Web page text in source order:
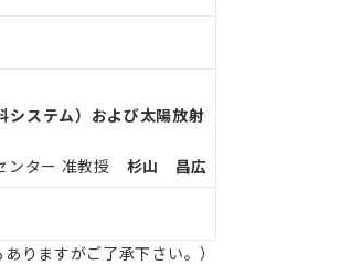
システム）および太陽放射
ンター 准教授 杉山 昌広
りますがご了承下さい。）